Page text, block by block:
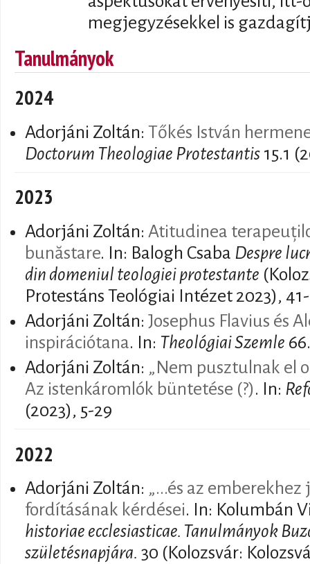
megjegyzésekkel is
Tanulmányok
2024
Adorjáni Zoltán: Tőkés István
Doctorum Theologiae Protestantis 15.1
2023
Adorjáni Zoltán: Atitudinea
bunăstare. In: Balogh Csaba Despre
din domeniul teologiei protestante
Protestáns Teológiai Intézet 2023),
Adorjáni Zoltán: Josephus Flavius és
inspirációtana. In: Theológiai Szemle
Adorjáni Zoltán: „Nem pusztulnak el
Az istenkáromlók büntetése (?). In:
(2023), 5-29
2022
Adorjáni Zoltán: „...és az emberekhez
fordításának kérdései. In: Kolumbán
historiae ecclesiasticae. Tanulmányok
születésnapjára. 30 (Kolozsvár: